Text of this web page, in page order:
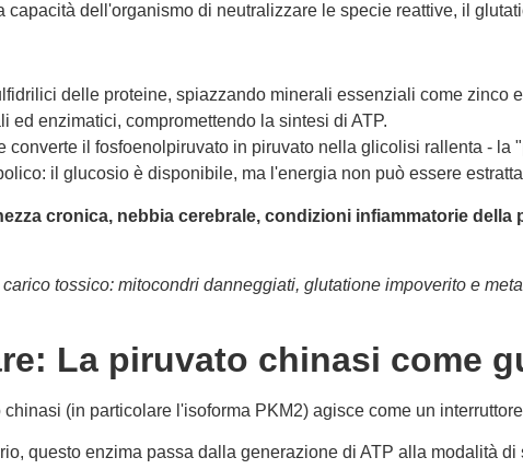
dell'organismo di neutralizzare le specie reattive, il
delle proteine, spiazzando minerali essenziali come zinco
ed enzimatici, compromettendo la sintesi di ATP.
converte il fosfoenolpiruvato in piruvato nella glicolisi rallenta -
il glucosio è disponibile, ma l'energia non può essere
cronica, nebbia cerebrale, condizioni infiammatorie
tossico: mitocondri danneggiati, glutatione impoverito e
La piruvato chinasi come
(in particolare l'isoforma PKM2) agisce come un
questo enzima passa dalla generazione di ATP alla modalità